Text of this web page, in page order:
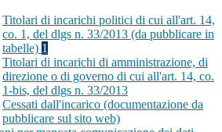
Titolari di incarichi politici di cui all'art. 14,
co. 1, del dlgs n. 33/2013 (da pubblicare in
tabelle) 1
Titolari di incarichi di amministrazione, di
direzione o di governo di cui all'art. 14, co.
1-bis, del dlgs n. 33/2013
Cessati dall'incarico (documentazione da
pubblicare sul sito web)